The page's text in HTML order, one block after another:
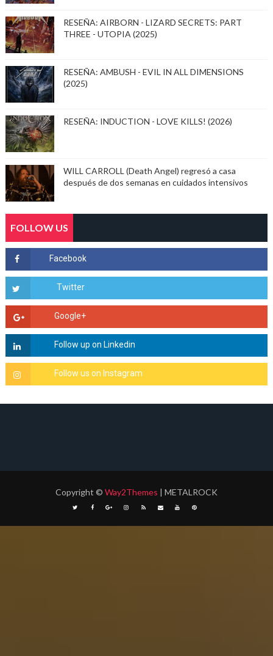
RESEÑA: AIRBORN - LIZARD SECRETS: PART
THREE - UTOPIA (2025)
RESEÑA: AMBUSH - EVIL IN ALL DIMENSIONS
(2025)
RESEÑA: INDUCTION - LOVE KILLS! (2026)
WILL CARROLL (Death Angel) regresó a casa
después de dos semanas en cuidados intensivos
FOLLOW US
Copyright © Way2Themes | METALROCK